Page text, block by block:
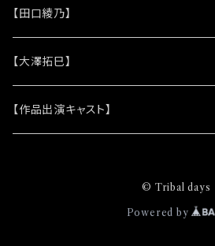
(シリコンリストバンド)
(レザーキーホルダー)
★DVD
★脚本
★クリアファイル＆ソロプロマイドセット
★CD
(アルバム)
(シングル)
★プロマイド
★チェキ
【田口綾乃】
★プロマイド
★チェキ
【大澤拓巳】
★プロマイド
【作品出演キャスト】
© Tribal days
Powered by